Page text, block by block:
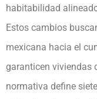
habitabilidad
Estos cambios
mexicana hacia el
garanticen viviendas
normativa define